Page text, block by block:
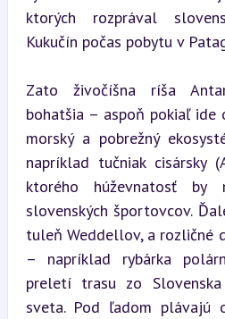
ktorých rozprával
Kukučín počas pobytu v
Zato živočíšna ríša
bohatšia – aspoň pokiaľ ide
morský a pobrežný
napríklad tučniak cisársky
ktorého húževnatosť by
slovenských športovcov.
tuleň Weddellov, a rozličné
– napríklad rybárka
preletí trasu zo
sveta. Pod ľadom plávajú